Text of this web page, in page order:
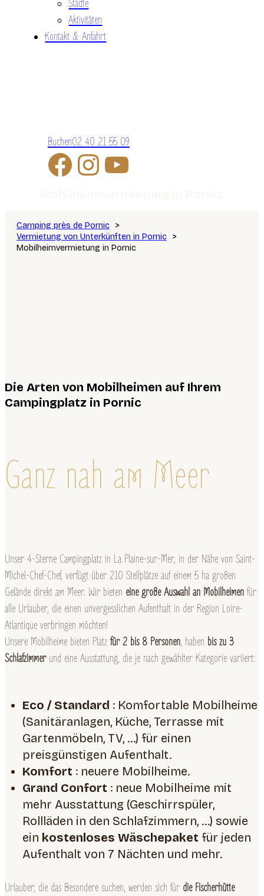
Städte
Aktivitäten
Kontakt & Anfahrt
Buchen02 40 21 55 09
Camping près de Pornic
Vermietung von Unterkünften in Pornic
Mobilheimvermietung in Pornic
Die Arten von Mobilheimen auf Ihrem
Campingplatz in Pornic
Ganz nah am Meer
Unser 4-Sterne Campingplatz in La Plaine-sur-Mer, in der Nähe von Saint-
Michel-Chef-Chef, verfügt über 210 Stellplätze auf einem 5 ha großen
Gelände direkt am Meer. Wir bieten eine große Auswahl an Mobilheimen für
alle Urlauber, die einen unvergesslichen Aufenthalt in der Region Loire-
Atlantique verbringen möchten!
Unsere Mobilheime bieten Platz für 2 bis 8 Personen, haben bis zu 3
Schlafzimmer und eine Ausstattung, die je nach gewählter Kategorie variiert:
Eco / Standard : Komfortable Mobilheime
(Sanitäranlagen, Küche, Terrasse mit
Gartenmöbeln, TV, …) für einen
preisgünstigen Aufenthalt.
Komfort : neuere Mobilheime.
Grand Confort : neue Mobilheime mit
mehr Ausstattung (Geschirrspüler,
Rollläden in den Schlafzimmern, …) sowie
ein kostenloses Wäschepaket für jeden
Aufenthalt von 7 Nächten und mehr.
Urlauber, die das Besondere suchen, werden sich für die Fischerhütte